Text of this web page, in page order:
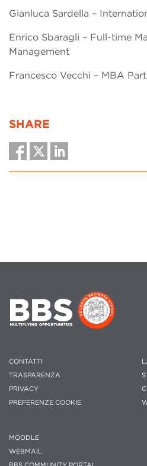
Gianluca Sardella –
Enrico Sbaragli – Full-time
Management
Francesco Vecchi – MBA
SHARE
CONTATTI
TRASPARENZA
PRIVACY
PREFERENZE COOKIE
MOODLE
WEBMAIL